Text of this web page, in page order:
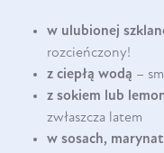
w ulubionej
rozcieńczony!
z ciepłą wodą –
z sokiem lub
zwłaszcza latem
w sosach,